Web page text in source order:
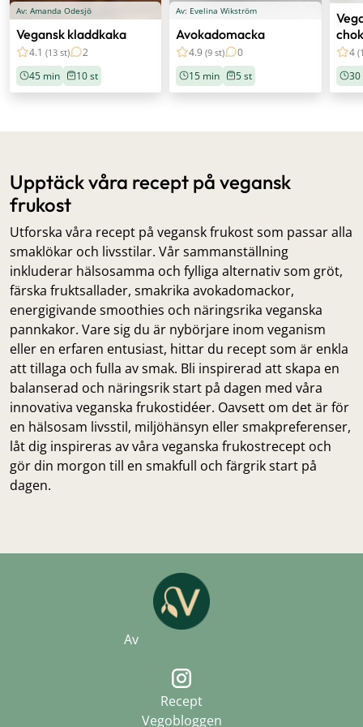
Av: Amanda Odesjö
Vegansk kladdkaka
4.1 (13 st)
2
45 min
10 st
Av: Evelina Wikström
Avokadomacka
4.9(9 st)
0
15 min
5 st
4
30
Upptäck våra recept på vegansk
frukost
Utforska våra recept på vegansk frukost som passar alla
smaklökar och livsstilar. Vår sammanställning
inkluderar hälsosamma och fylliga alternativ som gröt,
färska fruktsallader, smakrika avokadomackor,
energigivande smoothies och näringsrika veganska
pannkakor. Vare sig du är nybörjare inom veganism
eller en erfaren entusiast, hittar du recept som är enkla
att tillaga och fulla av smak. Bli inspirerad att skapa en
balanserad och näringsrik start på dagen med våra
innovativa veganska frukostidéer. Oavsett om det är för
en hälsosam livsstil, miljöhänsyn eller smakpreferenser,
låt dig inspireras av våra veganska frukostrecept och
gör din morgon till en smakfull och färgrik start på
dagen.
Recept
Vegobloggen
Av